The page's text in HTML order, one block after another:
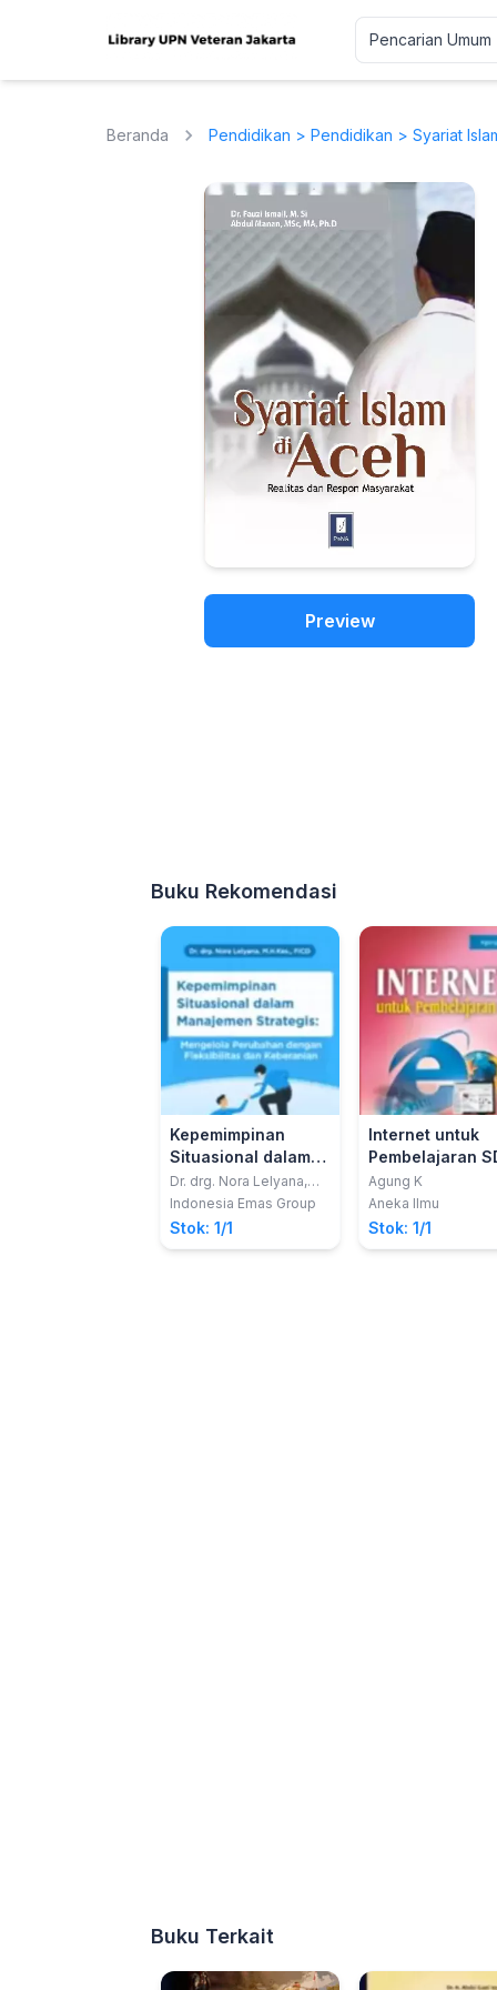
Beranda Pendidikan > Pendidikan > Syariat
Preview
Buku Rekomendasi
Kepemimpinan
Situasional dalam
Manajemen
Strategis:
Mengelola
Perubahan dengan
Dr. drg. Nora Lelyana,
M.H.Kes., FICD.
Indonesia Emas Group
Stok: 1/1
Internet untuk
Pembelajaran
Jilid 7
Agung K
Aneka Ilmu
Stok: 1/1
Buku Terkait